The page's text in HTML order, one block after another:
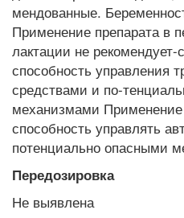
мендованные.
Применение препарата в
лактации не
способность управления
средствами и по-
механизмами Применение
способность управлять
потенциально опасными
Передозировка
Не выявлена